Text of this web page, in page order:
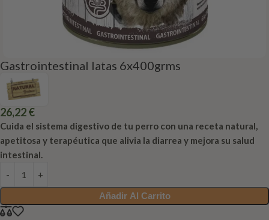
Gastrointestinal latas 6x400grms
26,22€
Cuida el sistema digestivo de tu perro con una receta natural,
apetitosa y terapéutica que alivia la diarrea y mejora su salud
intestinal.
Añadir Al Carrito